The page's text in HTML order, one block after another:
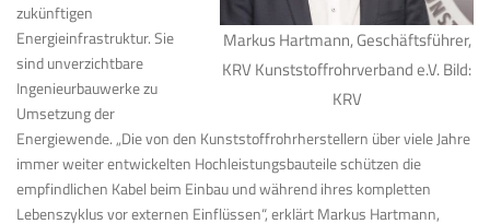
Markus Hartmann, Geschäftsführer,
KRV Kunststoffrohrverband e.V. Bild:
KRV
zukünftigen
Energieinfrastruktur. Sie
sind unverzichtbare
Ingenieurbauwerke zu
Umsetzung der
Energiewende. „Die von den Kunststoffrohrherstellern über viele Jahre
immer weiter entwickelten Hochleistungsbauteile schützen die
empfindlichen Kabel beim Einbau und während ihres kompletten
Lebenszyklus vor externen Einflüssen“, erklärt Markus Hartmann,